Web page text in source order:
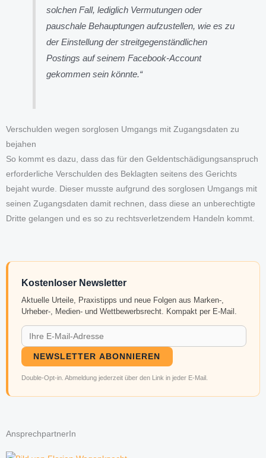
solchen Fall, lediglich Vermutungen oder
pauschale Behauptungen aufzustellen, wie es zu
der Einstellung der streitgegenständlichen
Postings auf seinem Facebook-Account
gekommen sein könnte.“
Verschulden wegen sorglosen Umgangs mit Zugangsdaten zu
bejahen
So kommt es dazu, dass das für den Geldentschädigungsanspruch
erforderliche Verschulden des Beklagten seitens des Gerichts
bejaht wurde. Dieser musste aufgrund des sorglosen Umgangs mit
seinen Zugangsdaten damit rechnen, dass diese an unberechtigte
Dritte gelangen und es so zu rechtsverletzendem Handeln kommt.
Kostenloser Newsletter
Aktuelle Urteile, Praxistipps und neue Folgen aus Marken-,
Urheber-, Medien- und Wettbewerbsrecht. Kompakt per E-Mail.
NEWSLETTER ABONNIEREN
Double-Opt-in. Abmeldung jederzeit über den Link in jeder E-Mail.
AnsprechpartnerIn